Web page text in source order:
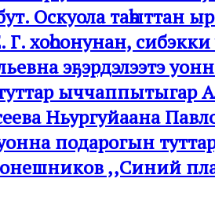
Оскуола таһыттан
хоһоонунан,
эҕэрдэлээтэ
ыччаппытыгар
Ньургуйаана
подарогын
,,Синий